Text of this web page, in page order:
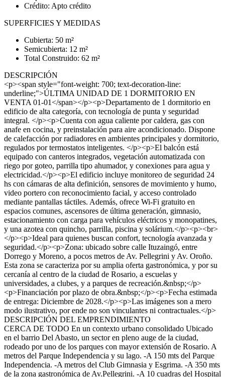
Crédito: Apto crédito
SUPERFICIES Y MEDIDAS
Cubierta: 50 m²
Semicubierta: 12 m²
Total Construido: 62 m²
DESCRIPCIÓN
<p><span style="font-weight: 700; text-decoration-line:
underline;">ÚLTIMA UNIDAD DE 1 DORMITORIO EN
VENTA 01-01</span></p><p>Departamento de 1 dormitorio en
edificio de alta categoría, con tecnología de punta y seguridad
integral. </p><p>Cuenta con agua caliente por caldera, gas con
anafe en cocina, y preinstalación para aire acondicionado. Dispone
de calefacción por radiadores en ambientes principales y dormitorio,
regulados por termostatos inteligentes. </p><p>El balcón está
equipado con canteros integrados, vegetación automatizada con
riego por goteo, parrilla tipo ahumador, y conexiones para agua y
electricidad.</p><p>El edificio incluye monitoreo de seguridad 24
hs con cámaras de alta definición, sensores de movimiento y humo,
video portero con reconocimiento facial, y acceso controlado
mediante pantallas táctiles. Además, ofrece Wi-Fi gratuito en
espacios comunes, ascensores de última generación, gimnasio,
estacionamiento con carga para vehículos eléctricos y monopatines,
y una azotea con quincho, parrilla, piscina y solárium.</p><p><br>
</p><p>Ideal para quienes buscan confort, tecnología avanzada y
seguridad.</p><p>Zona: ubicado sobre calle Ituzaingó, entre
Dorrego y Moreno, a pocos metros de Av. Pellegrini y Av. Oroño.
Esta zona se caracteriza por su amplia oferta gastronómica, y por su
cercanía al centro de la ciudad de Rosario, a escuelas y
universidades, a clubes, y a parques de recreación.&nbsp;</p>
<p>Financiación por plazo de obra.&nbsp;</p><p>Fecha estimada
de entrega: Diciembre de 2028.</p><p>Las imágenes son a mero
modo ilustrativo, por ende no son vinculantes ni contractuales.</p>
DESCRIPCIÓN DEL EMPRENDIMIENTO
CERCA DE TODO En un contexto urbano consolidado Ubicado
en el barrio Del Abasto, un sector en pleno auge de la ciudad,
rodeado por uno de los parques con mayor extensión de Rosario. A
metros del Parque Independencia y su lago. -A 150 mts del Parque
Independencia. -A metros del Club Gimnasia y Esgrima. -A 350 mts
de la zona gastronómica de Av.Pellegrini. -A 10 cuadras del Hospital